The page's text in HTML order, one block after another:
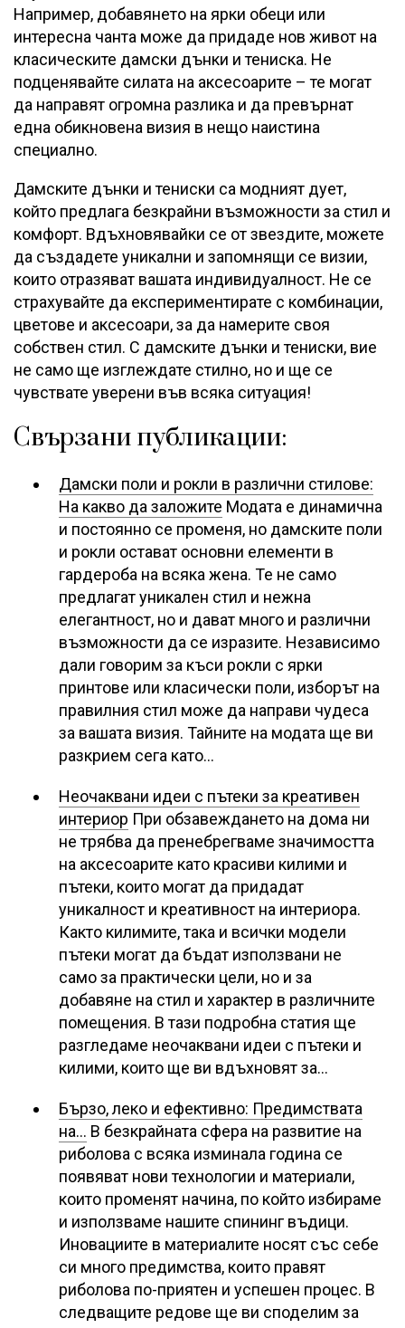
Например, добавянето на ярки обеци или
интересна чанта може да придаде нов живот на
класическите дамски дънки и тениска. Не
подценявайте силата на аксесоарите – те могат
да направят огромна разлика и да превърнат
една обикновена визия в нещо наистина
специално.
Дамските дънки и тениски са модният дует,
който предлага безкрайни възможности за стил и
комфорт. Вдъхновявайки се от звездите, можете
да създадете уникални и запомнящи се визии,
които отразяват вашата индивидуалност. Не се
страхувайте да експериментирате с комбинации,
цветове и аксесоари, за да намерите своя
собствен стил. С дамските дънки и тениски, вие
не само ще изглеждате стилно, но и ще се
чувствате уверени във всяка ситуация!
Свързани публикации:
Дамски поли и рокли в различни стилове:
На какво да заложите Модата е динамична
и постоянно се променя, но дамските поли
и рокли остават основни елементи в
гардероба на всяка жена. Те не само
предлагат уникален стил и нежна
елегантност, но и дават много и различни
възможности да се изразите. Независимо
дали говорим за къси рокли с ярки
принтове или класически поли, изборът на
правилния стил може да направи чудеса
за вашата визия. Тайните на модата ще ви
разкрием сега като…
Неочаквани идеи с пътеки за креативен
интериор При обзавеждането на дома ни
не трябва да пренебрегваме значимостта
на аксесоарите като красиви килими и
пътеки, които могат да придадат
уникалност и креативност на интериора.
Както килимите, така и всички модели
пътеки могат да бъдат използвани не
само за практически цели, но и за
добавяне на стил и характер в различните
помещения. В тази подробна статия ще
разгледаме неочаквани идеи с пътеки и
килими, които ще ви вдъхновят за…
Бързо, леко и ефективно: Предимствата
на… В безкрайната сфера на развитие на
риболова с всяка изминала година се
появяват нови технологии и материали,
които променят начина, по който избираме
и използваме нашите спининг въдици.
Иновациите в материалите носят със себе
си много предимства, които правят
риболова по-приятен и успешен процес. В
следващите редове ще ви споделим за